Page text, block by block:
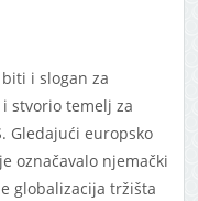
i slogan za
stvorio temelj za
Gledajući europsko
označavalo njemački
globalizacija tržišta